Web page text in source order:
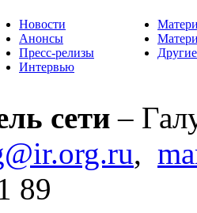
Новости
Анонсы
Пресс-релизы
Интервью
сети –
,
89